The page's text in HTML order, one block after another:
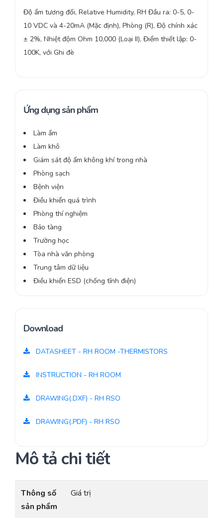
Độ ẩm tương đối, Relative Humidity, RH Đầu ra: 0-5, 0-
10 VDC và 4-20mA (Mặc định), Phòng (R), Độ chính xác
± 2%, Nhiệt độm Ohm 10,000 (Loại II), Điểm thiết lập: 0-
100K, với Ghi đè
Ứng dụng sản phẩm
Làm ẩm
Làm khô
Giám sát độ ẩm không khí trong nhà
Phòng sạch
Bệnh viện
Điều khiển quá trình
Phòng thí nghiệm
Bảo tàng
Trường học
Tòa nhà văn phòng
Trung tâm dữ liệu
Điều khiển ESD (chống tĩnh điện)
Download
DATASHEET - RH ROOM -THERMISTORS
INSTRUCTION - RH ROOM
DRAWING(.DXF) - RH RSO
DRAWING(.PDF) - RH RSO
Mô tả chi tiết
Thông số
sản phẩm
Giá trị